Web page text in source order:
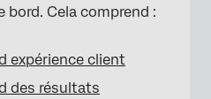
bord. Cela comprend :
expérience client
des résultats